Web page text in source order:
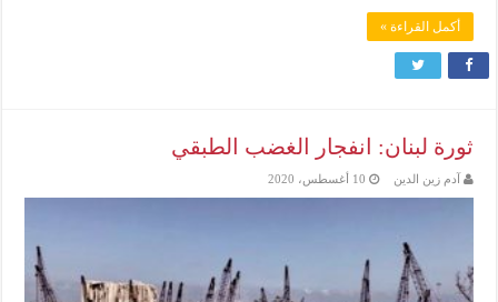
أكمل القراءة »
ثورة لبنان: انفجار الغضب الطبقي
آدم زين الدين 10 أغسطس، 2020